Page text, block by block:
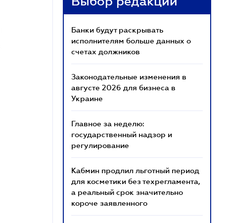
Банки будут раскрывать
исполнителям больше данных о
счетах должников
Законодательные изменения в
августе 2026 для бизнеса в
Украине
Главное за неделю:
государственный надзор и
регулирование
Кабмин продлил льготный период
для косметики без техрегламента,
а реальный срок значительно
короче заявленного